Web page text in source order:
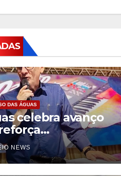
DAS ÁGUAS
celebra avanço
uma educação
NEWS